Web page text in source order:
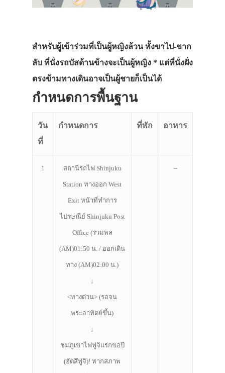
สำหรับผู้เข้าร่วมที่เป็นผู้หญิงล้วน ทั้งขาไป-ขาก
ลับ ที่นั่งรถบัสด้านข้างจะเป็นผู้หญิง * แต่ที่นั่งฝั่ง
ตรงข้ามทางเดินอาจเป็นผู้ชายก็เป็นได้
กำหนดการพื้นฐาน
วัน
ที่
กำหนดการ ที่พัก อาหาร
1 สถานีรถไฟ Shinjuku
Station ทางออก West
Exit หน้าที่ทำการ
ไปรษณีย์ Shinjuku Post
Office (รวมพล
(AM)01:50 น. / ออกเดิน
ทาง (AM)02:00 น.)
↓
<ทางด่วน> (รอจน
พระอาทิตย์ขึ้น)
↓
ชมภูเขาไฟฟูจิแรกขอปี
(ฮัตสึฟูจิ)! หากสภาพ
–
ที่พัก
VIDEO
ภาพประทับใจ